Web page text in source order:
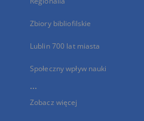
Zbiory bibliofilskie
Lublin 700 lat miasta
Społeczny wpływ nauki
...
Zobacz więcej